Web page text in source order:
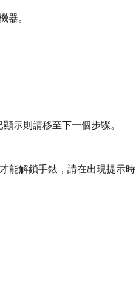
器。
示則請移至下一個步驟。
能解鎖手錶，請在出現提示時